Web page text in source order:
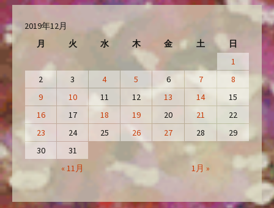
2019年12月
月
火 水 木 金 土 日
« 11月 1月 »
1
2
3 4 5 6 7
8
9
10 11 12 13 14
15
16
17 18 19 20 21
22
23
24 25 26 27 28
29
30
31